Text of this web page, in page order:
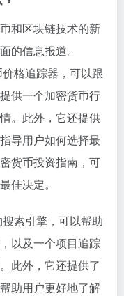
和区块链技术的新
的信息报道。
格追踪器，可以跟
供一个加密货币行
。此外，它还提供
导用户如何选择最
货币投资指南，可
佳决定。
索引擎，可以帮助
以及一个项目追踪
此外，它还提供了
助用户更好地了解